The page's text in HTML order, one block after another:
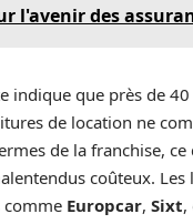
l'avenir des
indique que près de 40
de location ne
de la franchise,
coûteux. Les
comme Europcar, Sixt,